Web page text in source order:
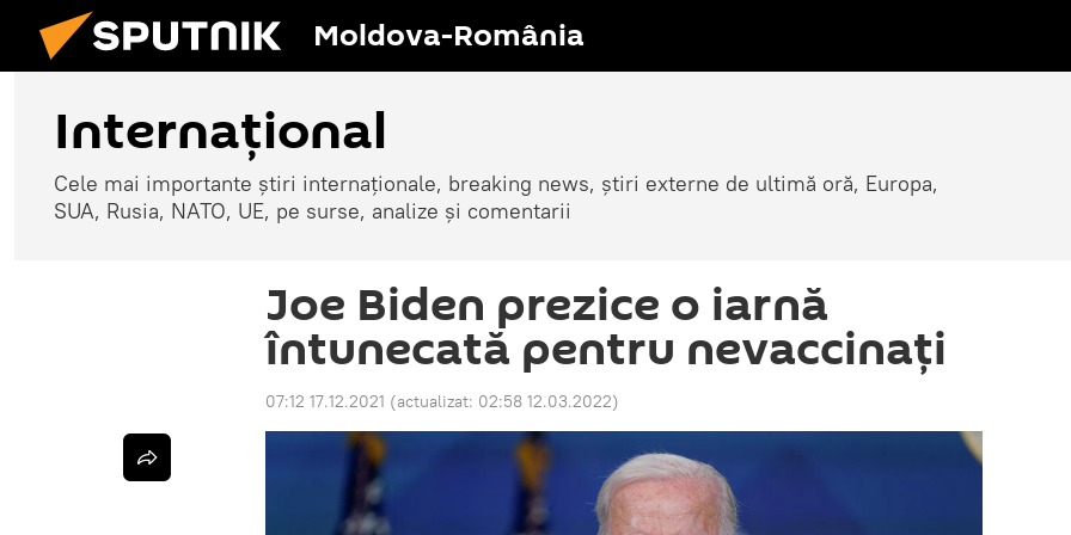
Moldova-România
Internaţional
Cele mai importante știri internaționale, breaking news, știri externe de ultimă oră, Europa,
SUA, Rusia, NATO, UE, pe surse, analize și comentarii
Joe Biden prezice o iarnă
întunecată pentru nevaccinați
07:12 17.12.2021 (actualizat: 02:58 12.03.2022)